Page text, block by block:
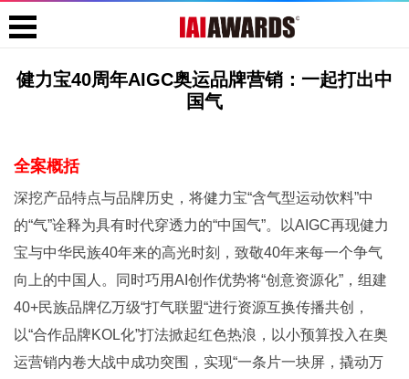
健力宝40周年AIGC奥运品牌营销：一起打出中
国气
全案概括
深挖产品特点与品牌历史，将健力宝“含气型运动饮料”中
的“气”诠释为具有时代穿透力的“中国气”。以AIGC再现健力
宝与中华民族40年来的高光时刻，致敬40年来每一个争气
向上的中国人。同时巧用AI创作优势将“创意资源化”，组建
40+民族品牌亿万级“打气联盟“进行资源互换传播共创，
以“合作品牌KOL化”打法掀起红色热浪，以小预算投入在奥
运营销内卷大战中成功突围，实现“一条片一块屏，撬动万